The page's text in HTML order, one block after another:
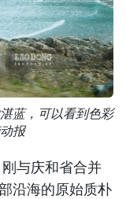
蓝，可以看到色彩
报
与庆和省合并
沿海的原始质朴